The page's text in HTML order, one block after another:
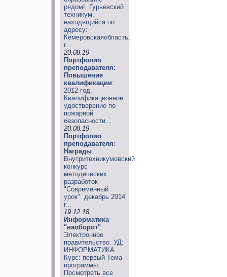
рядом!. Гурьевский
техникум,
находящийся по
адресу:
Кемеровскаяобласть,
г...
20.08.19
Портфолио
преподавателя:
Повышение
квалификации:
2012 год.
Квалификационное
удостверение по
пожарной
безопасности...
20.08.19
Портфолио
преподавателя:
Награды:
Внутритехникумовский
конкурс
методических
разработок
"Современный
урок". декабрь 2014
г...
19.12.18
Информатика
"наоборот":
Электронное
правительство. УД:
ИНФОРМАТИКА
Курс: первый Тема
программы:..
Посмотреть все